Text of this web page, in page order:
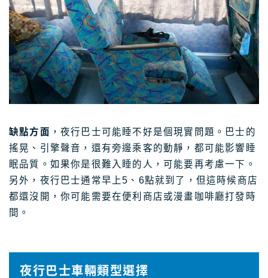
缺點方面 ，夜行巴士可能睡不好是個現實問題。巴士的
搖晃、引擎聲音，還有旁邊乘客的動靜，都可能影響睡
眠品質。如果你是很難入睡的人，可能要再考慮一下。
另外，夜行巴士通常早上5、6點就到了，但這時候商店
都還沒開，你可能需要在便利商店或漫畫咖啡廳打發時
間。
夜行巴士車輛類型選擇